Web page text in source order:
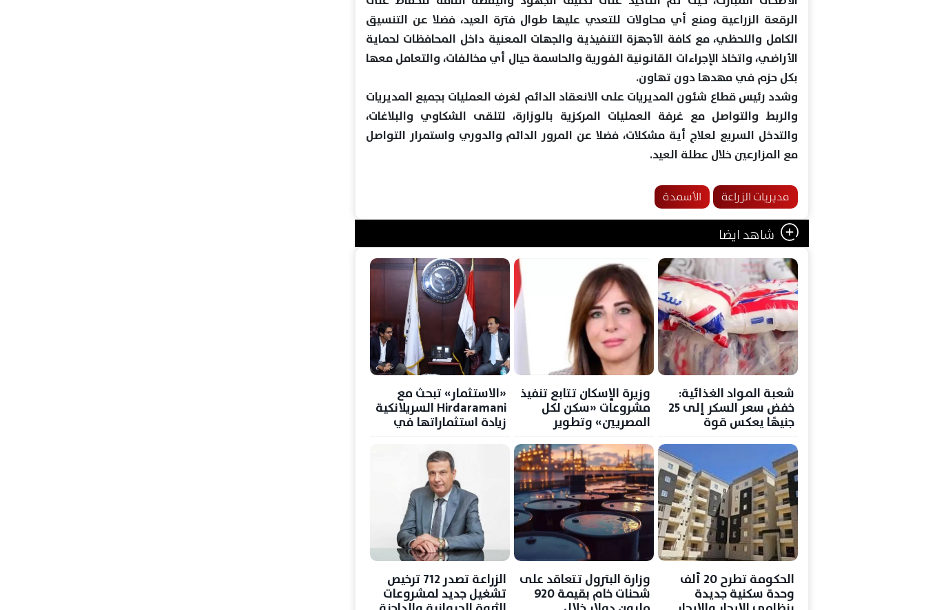
الرقعة الزراعية ومنع أي محاولات للتعدي عليها طوال فترة العيد، فضلا عن التنسيق
الكامل واللحظي، مع كافة الأجهزة التنفيذية والجهات المعنية داخل المحافظات لحماية
الأراضي، واتخاذ الإجراءات القانونية الفورية والحاسمة حيال أي مخالفات، والتعامل معها
بكل حزم في مهدها دون تهاون.
وشدد رئيس قطاع شئون المديريات على الانعقاد الدائم لغرف العمليات بجميع المديريات
والربط والتواصل مع غرفة العمليات المركزية بالوزارة، لتلقى الشكاوي والبلاغات،
والتدخل السريع لعلاج أية مشكلات، فضلا عن المرور الدائم والدوري واستمرار التواصل
مع المزارعين خلال عطلة العيد.
مديريات الزراعة الأسمدة
شاهد ايضا
شعبة المواد الغذائية:
خفض سعر السكر إلى 25
جنيهًا يعكس قوة
وزيرة الإسكان تتابع تنفيذ
مشروعات «سكن لكل
المصريين» وتطوير
«الاستثمار» تبحث مع
Hirdaramani السريلانكية
زيادة استثماراتها في
الحكومة تطرح 20 ألف
وحدة سكنية جديدة
وزارة البترول تتعاقد على
شحنات خام بقيمة 920
الزراعة تصدر 712 ترخيص
تشغيل جديد لمشروعات